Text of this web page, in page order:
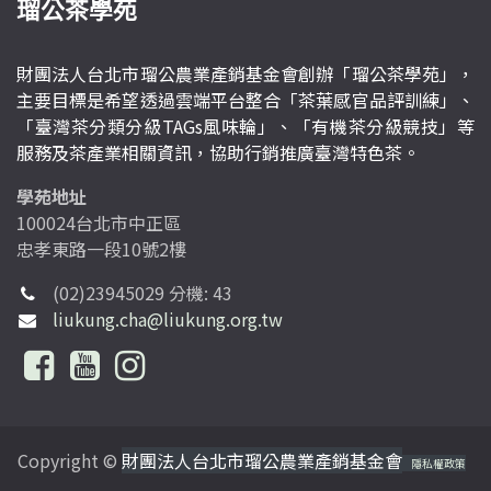
瑠公茶學苑
財團法人台北市瑠公農業產銷基金會創辦「瑠公茶學苑」，
主要目標是希望透過雲端平台整合「茶葉感官品評訓練」、
「臺灣茶分類分級TAGs風味輪」、「有機茶分級競技」等
服務及茶產業相關資訊，協助行銷推廣臺灣特色茶。
學苑地址
100024台北市中正區
忠孝東路一段10號2樓
(02)23945029 分機: 43
liukung.cha@liukung.org.tw
Copyright © 財團法人台北市瑠公農業產銷基金會 隱私權政策